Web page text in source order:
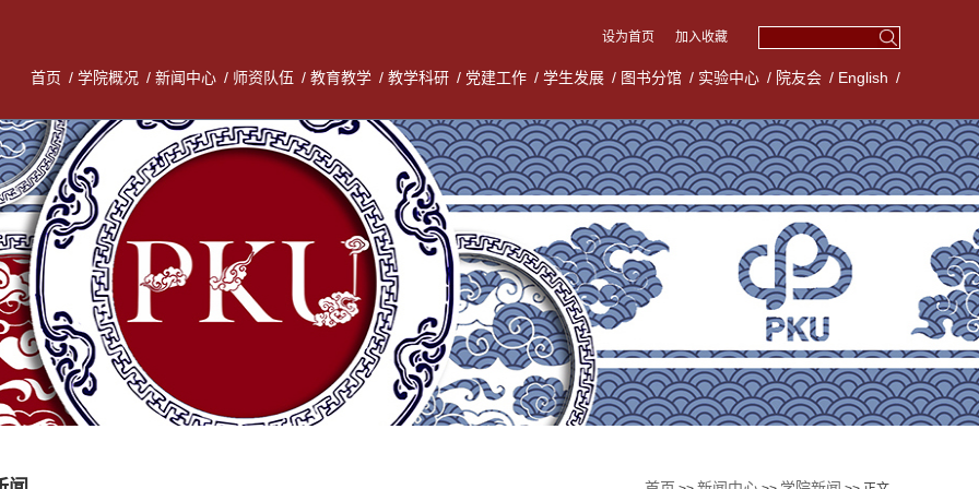
设为首页 加入收藏
首页 / 学院概况 / 新闻中心 / 师资队伍 / 教育教学 / 教学科研 / 党建工作 / 学生发展 / 图书分馆 / 实验中心 / 院友会 / English /